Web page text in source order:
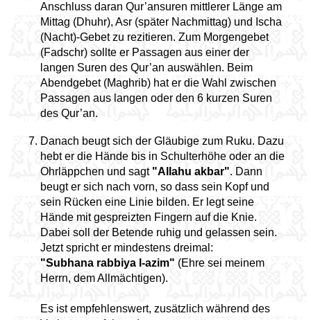
Anschluss daran Qur’ansuren mittlerer Länge am
Mittag (Dhuhr), Asr (später Nachmittag) und Ischa
(Nacht)-Gebet zu rezitieren. Zum Morgengebet
(Fadschr) sollte er Passagen aus einer der
langen Suren des Qur’an auswählen. Beim
Abendgebet (Maghrib) hat er die Wahl zwischen
Passagen aus langen oder den 6 kurzen Suren
des Qur’an.
Danach beugt sich der Gläubige zum Ruku. Dazu
hebt er die Hände bis in Schulterhöhe oder an die
Ohrläppchen und sagt "Allahu akbar". Dann
beugt er sich nach vorn, so dass sein Kopf und
sein Rücken eine Linie bilden. Er legt seine
Hände mit gespreizten Fingern auf die Knie.
Dabei soll der Betende ruhig und gelassen sein.
Jetzt spricht er mindestens dreimal:
"Subhana rabbiya l-azim" (Ehre sei meinem
Herrn, dem Allmächtigen).
Es ist empfehlenswert, zusätzlich während des